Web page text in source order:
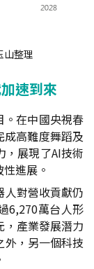
整理
速到來
。在中國央視春
成高難度舞蹈及
，展現了AI技術
進展。
人對營收貢獻仍
6,270萬台人形
，產業發展潛力
外，另一個科技